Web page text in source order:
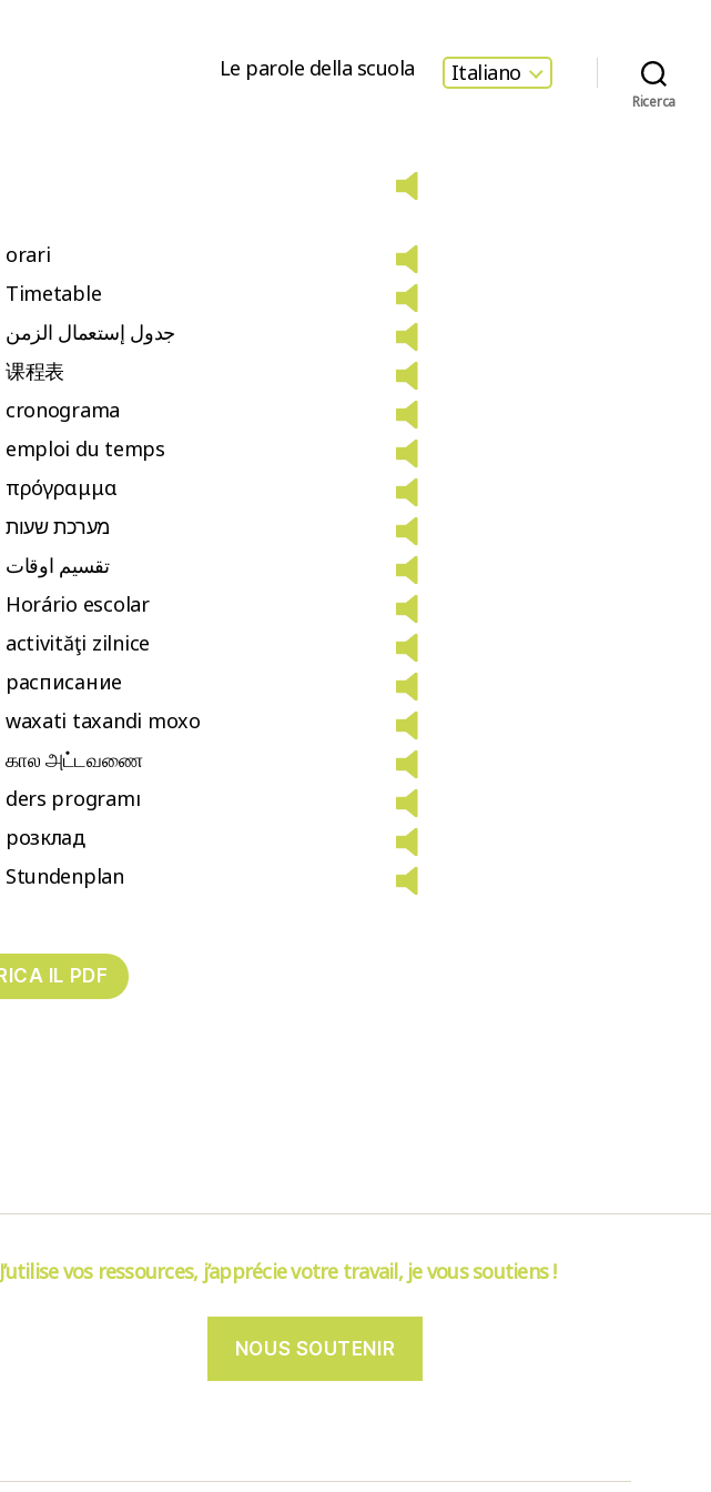
Le parole della scuola Italiano
Ricerca
orari
Timetable
جدول إستعمال الزمن
课程表
cronograma
emploi du temps
πρόγραμμα
מערכת שעות
تقسیم اوقات
Horário escolar
activităţi zilnice
расписание
waxati taxandi moxo
கால அட்டவணை
ders programı
розклад
Stundenplan
J’utilise vos ressources, j’apprécie votre travail, je vous soutiens !
NOUS SOUTENIR